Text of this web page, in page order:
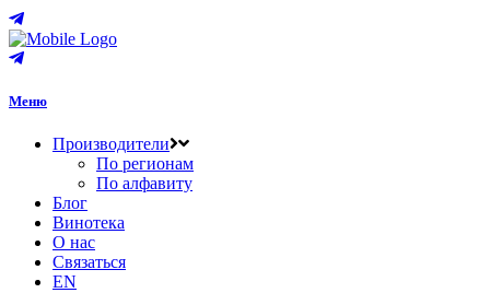
Меню
Производители
По регионам
По алфавиту
Блог
Винотека
О нас
Связаться
EN